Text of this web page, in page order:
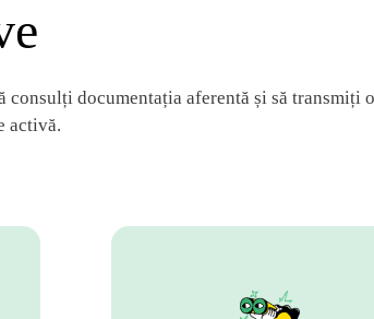
documentația aferentă și să transmiți
activă.